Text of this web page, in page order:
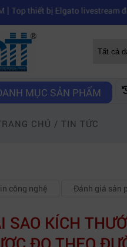
Elgato livestream đáng mua
MỤC SẢN PHẨM
CHỦ / TIN TỨC
công nghệ Đánh giá sản
SAO KÍCH